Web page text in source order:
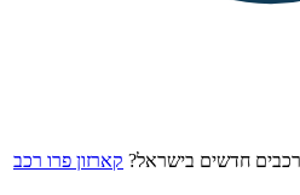
חדשים בישראל? קארזון פרו רכב